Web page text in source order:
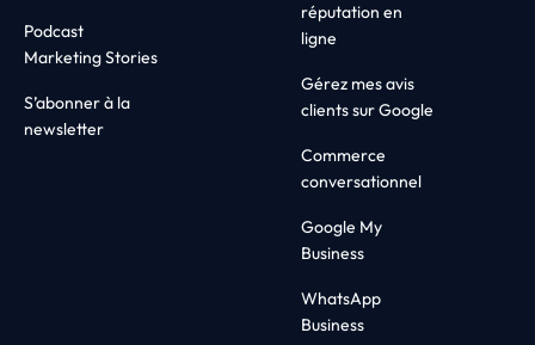
Podcast
Marketing Stories
S’abonner à la
newsletter
réputation en
ligne
Gérez mes avis
clients sur Google
Commerce
conversationnel
Google My
Business
WhatsApp
Business